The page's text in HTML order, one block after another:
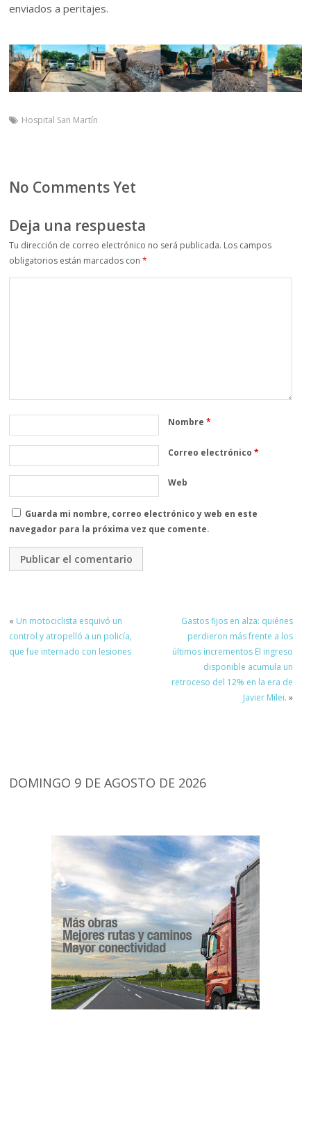
enviados a peritajes.
Hospital San Martín
No Comments Yet
Deja una respuesta
Tu dirección de correo electrónico no será publicada. Los campos
obligatorios están marcados con*
Nombre*
Correo electrónico*
Web
Guarda mi nombre, correo electrónico y web en este
navegador para la próxima vez que comente.
« Un motociclista esquivó un
control y atropelló a un policía,
que fue internado con lesiones
Gastos fijos en alza: quiénes
perdieron más frente a los
últimos incrementos El ingreso
disponible acumula un
retroceso del 12% en la era de
Javier Milei. »
DOMINGO 9 DE AGOSTO DE 2026